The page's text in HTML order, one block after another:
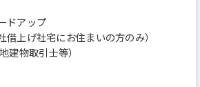
ドアップ
借上げ社宅にお住まいの方のみ）
建物取引士等）